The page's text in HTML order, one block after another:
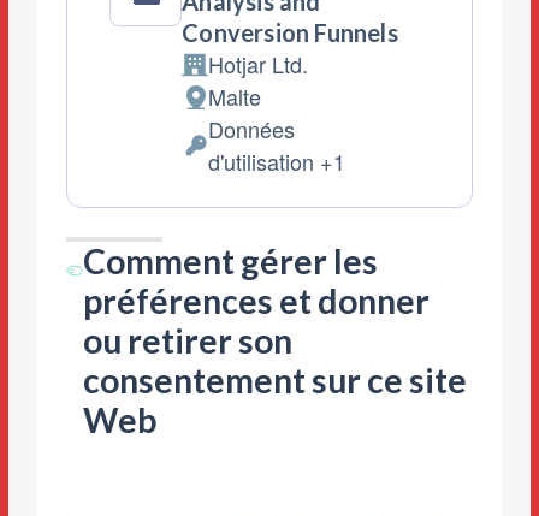
Conversion Funnels
Entreprise:
Hotjar Ltd.
Lieu
de
traitement
:
Malte
Données
:
Données
d'utilisation +1
Comment gérer les
préférences et donner
ou retirer son
consentement sur ce site
Web